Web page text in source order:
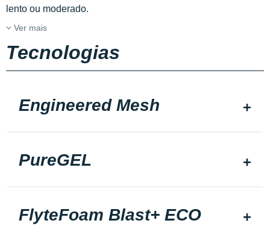
lento ou moderado.
Ver mais
Tecnologias
Engineered Mesh
PureGEL
FlyteFoam Blast+ ECO